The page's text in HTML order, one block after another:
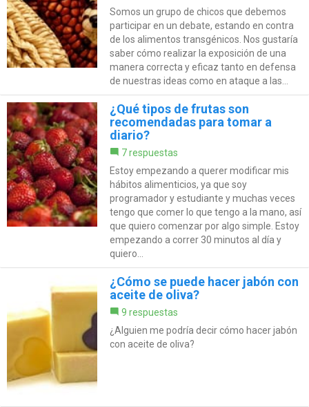
Somos un grupo de chicos que debemos
participar en un debate, estando en contra
de los alimentos transgénicos. Nos gustaría
saber cómo realizar la exposición de una
manera correcta y eficaz tanto en defensa
de nuestras ideas como en ataque a las...
¿Qué tipos de frutas son
recomendadas para tomar a
diario?
7 respuestas
Estoy empezando a querer modificar mis
hábitos alimenticios, ya que soy
programador y estudiante y muchas veces
tengo que comer lo que tengo a la mano, así
que quiero comenzar por algo simple. Estoy
empezando a correr 30 minutos al día y
quiero...
¿Cómo se puede hacer jabón con
aceite de oliva?
9 respuestas
¿Alguien me podría decir cómo hacer jabón
con aceite de oliva?